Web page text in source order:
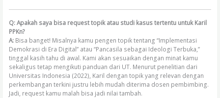
Q: Apakah saya bisa request topik atau studi kasus tertentu untuk Karil
PPKn?
A: Bisa banget! Misalnya kamu pengen topik tentang “Implementasi
Demokrasi di Era Digital” atau “Pancasila sebagai Ideologi Terbuka,”
tinggal kasih tahu di awal. Kami akan sesuaikan dengan minat kamu
sekaligus tetap mengikuti panduan dari UT. Menurut penelitian dari
Universitas Indonesia (2022), Karil dengan topik yang relevan dengan
perkembangan terkini justru lebih mudah diterima dosen pembimbing.
Jadi, request kamu malah bisa jadi nilai tambah.